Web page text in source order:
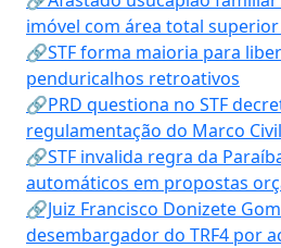
imóvel com área total superior
🔗STF forma maioria para
penduricalhos retroativos
🔗PRD questiona no STF
regulamentação do Marco
🔗STF invalida regra da
automáticos em propostas
🔗Juiz Francisco Donizete
desembargador do TRF4 por